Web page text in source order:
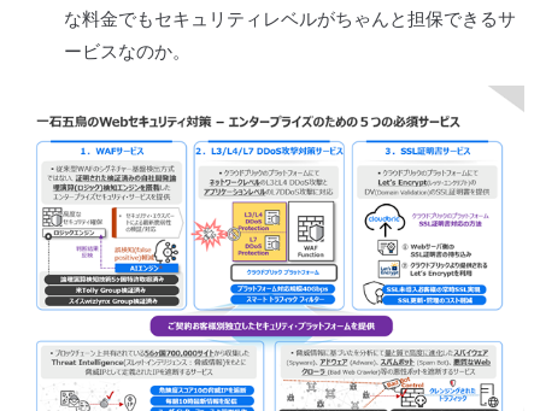
な料金でもセキュリティレベルがちゃんと担保できるサ
ービスなのか。